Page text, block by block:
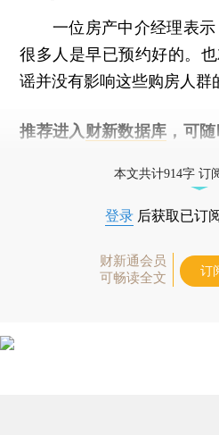
一位房产中介经理表示
很多人是早已预约好的。
谣并没有影响这些购房人群
推荐进入 财新数据库 ，可
本文共计914字 订
登录 后获取已订
财新通会员
可畅读全文
订